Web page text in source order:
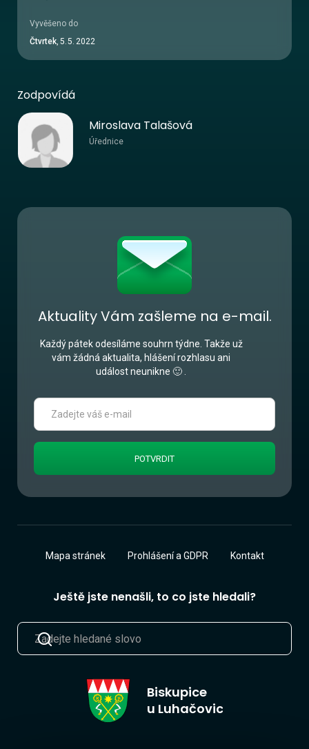
Vyvěšeno do
Čtvrtek, 5.5. 2022
Zodpovídá
Miroslava Talašová
Úřednice
Aktuality Vám zašleme na e-mail.
Každý pátek odesíláme souhrn týdne. Takže už
vám žádná aktualita, hlášení rozhlasu ani
událost neunikne 🙂 .
Biskupice
u Luhačovic
Ještě jste nenašli, to co jste hledali?
Mapa stránek Prohlášení a GDPR Kontakt